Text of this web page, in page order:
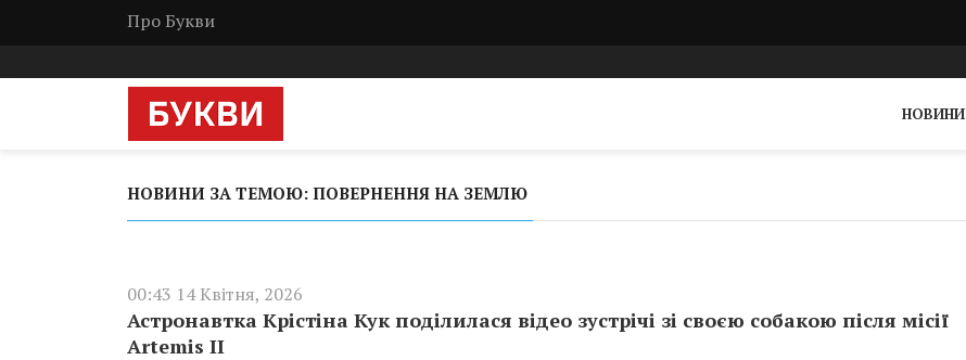
Про Букви
НОВИНИ
НОВИНИ ЗА ТЕМОЮ: ПОВЕРНЕННЯ НА ЗЕМЛЮ
00:43 14 Квітня, 2026
Астронавтка Крістіна Кук поділилася відео зустрічі зі своєю собакою після місії
Artemis II